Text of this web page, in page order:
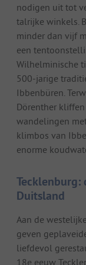
nodigen uit tot
talrijke winkels.
minder dan vijf
een
Wilhelminische
500-jarige
Ibbenbüren.
Dörenther
wandelingen
klimbos van
enorme
Tecklenburg:
Duitsland
Aan de
geven
liefdevol
18e eeuw